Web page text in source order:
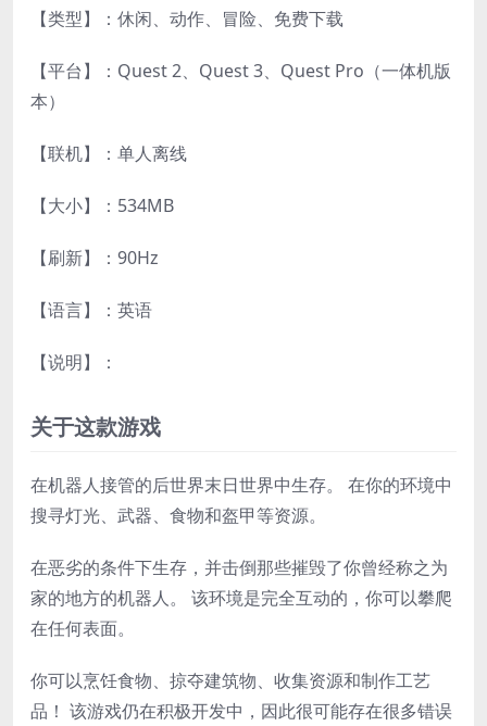
【类型】：休闲、动作、冒险、免费下载
【平台】：Quest 2、Quest 3、Quest Pro（一体机版
本）
【联机】：单人离线
【大小】：534MB
【刷新】：90Hz
【语言】：英语
【说明】：
关于这款游戏
在机器人接管的后世界末日世界中生存。 在你的环境中
搜寻灯光、武器、食物和盔甲等资源。
在恶劣的条件下生存，并击倒那些摧毁了你曾经称之为
家的地方的机器人。 该环境是完全互动的，你可以攀爬
在任何表面。
你可以烹饪食物、掠夺建筑物、收集资源和制作工艺
品！ 该游戏仍在积极开发中，因此很可能存在很多错误